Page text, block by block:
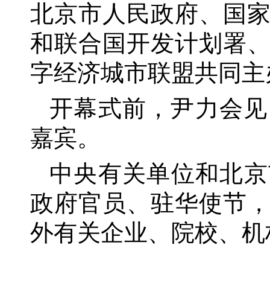
北京市人民政府、国
和联合国开发计划署
字经济城市联盟共同
开幕式前，尹力会
嘉宾。
中央有关单位和北
政府官员、驻华使节
外有关企业、院校、